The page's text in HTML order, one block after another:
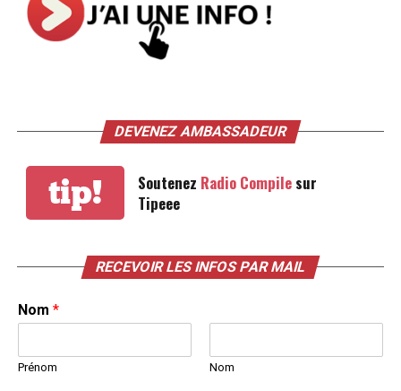
DEVENEZ AMBASSADEUR
tip! Soutenez Radio Compilesur
Tipeee
RECEVOIR LES INFOS PAR MAIL
Nom *
Prénom Nom